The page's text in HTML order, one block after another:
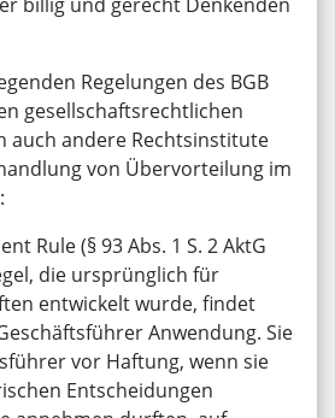
Regelungen des BGB
gesellschaftsrechtlichen
auch andere Rechtsinstitute
von Übervorteilung im
Rule (§ 93 Abs. 1 S. 2 AktG
die ursprünglich für
entwickelt wurde, findet
Anwendung. Sie
vor Haftung, wenn sie
Entscheidungen